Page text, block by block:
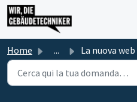
Salta al contenuto principale
Home ... La nuova web app «Manutenzione e